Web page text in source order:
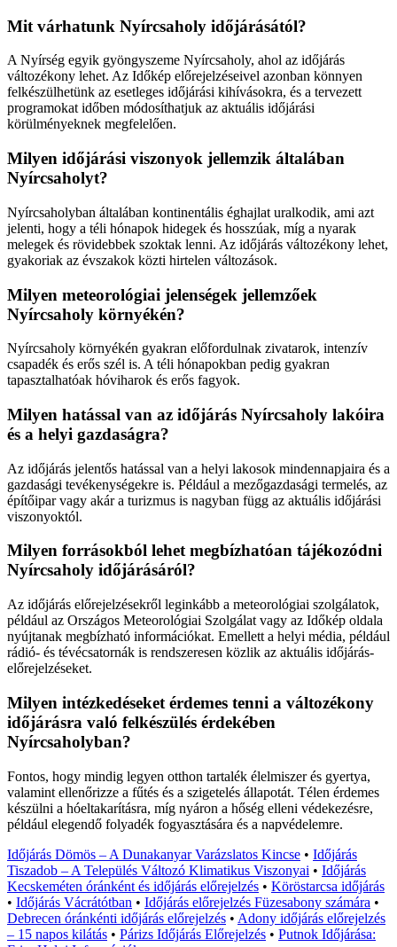
Mit várhatunk Nyírcsaholy időjárásától?
A Nyírség egyik gyöngyszeme Nyírcsaholy, ahol az időjárás
változékony lehet. Az Időkép előrejelzéseivel azonban könnyen
felkészülhetünk az esetleges időjárási kihívásokra, és a tervezett
programokat időben módosíthatjuk az aktuális időjárási
körülményeknek megfelelően.
Milyen időjárási viszonyok jellemzik általában
Nyírcsaholyt?
Nyírcsaholyban általában kontinentális éghajlat uralkodik, ami azt
jelenti, hogy a téli hónapok hidegek és hosszúak, míg a nyarak
melegek és rövidebbek szoktak lenni. Az időjárás változékony lehet,
gyakoriak az évszakok közti hirtelen változások.
Milyen meteorológiai jelenségek jellemzőek
Nyírcsaholy környékén?
Nyírcsaholy környékén gyakran előfordulnak zivatarok, intenzív
csapadék és erős szél is. A téli hónapokban pedig gyakran
tapasztalhatóak hóviharok és erős fagyok.
Milyen hatással van az időjárás Nyírcsaholy lakóira
és a helyi gazdaságra?
Az időjárás jelentős hatással van a helyi lakosok mindennapjaira és a
gazdasági tevékenységekre is. Például a mezőgazdasági termelés, az
építőipar vagy akár a turizmus is nagyban függ az aktuális időjárási
viszonyoktól.
Milyen forrásokból lehet megbízhatóan tájékozódni
Nyírcsaholy időjárásáról?
Az időjárás előrejelzésekről leginkább a meteorológiai szolgálatok,
például az Országos Meteorológiai Szolgálat vagy az Időkép oldala
nyújtanak megbízható információkat. Emellett a helyi média, például
rádió- és tévécsatornák is rendszeresen közlik az aktuális időjárás-
előrejelzéseket.
Milyen intézkedéseket érdemes tenni a változékony
időjárásra való felkészülés érdekében
Nyírcsaholyban?
Fontos, hogy mindig legyen otthon tartalék élelmiszer és gyertya,
valamint ellenőrizze a fűtés és a szigetelés állapotát. Télen érdemes
készülni a hóeltakarításra, míg nyáron a hőség elleni védekezésre,
például elegendő folyadék fogyasztására és a napvédelemre.
Időjárás Dömös – A Dunakanyar Varázslatos Kincse • Időjárás
Tiszadob – A Település Változó Klimatikus Viszonyai • Időjárás
Kecskeméten óránként és időjárás előrejelzés • Köröstarcsa időjárás
• Időjárás Vácrátótban • Időjárás előrejelzés Füzesabony számára •
Debrecen óránkénti időjárás előrejelzés • Adony időjárás előrejelzés
– 15 napos kilátás • Párizs Időjárás Előrejelzés • Putnok Időjárása: